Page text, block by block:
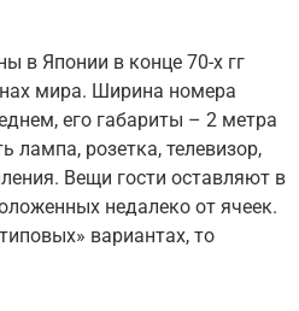
в Японии в конце 70-х гг
мира. Ширина номера
его габариты – 2 метра
лампа, розетка, телевизор,
Вещи гости оставляют в
недалеко от ячеек.
вариантах, то